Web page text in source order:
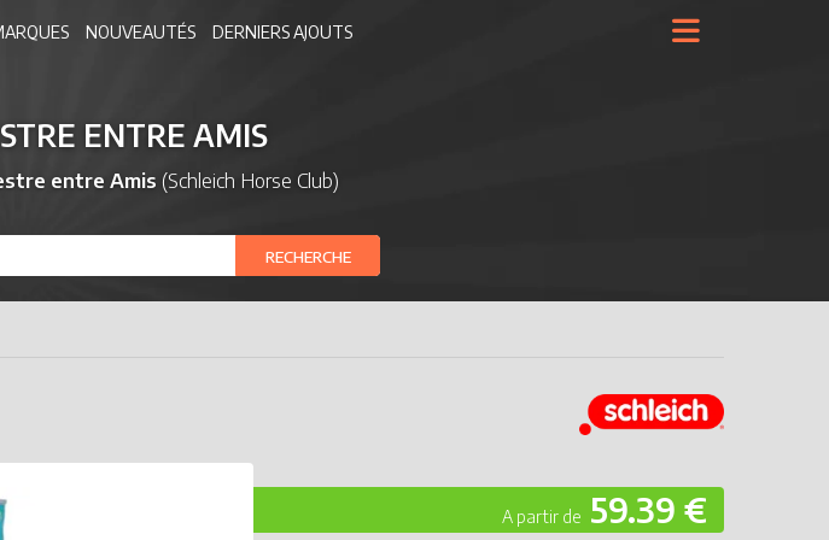
NOUVEAUTÉS DERNIERS AJOUTS
ENTRE AMIS
entre Amis (Schleich Horse Club)
RECHERCHE
59.39 €